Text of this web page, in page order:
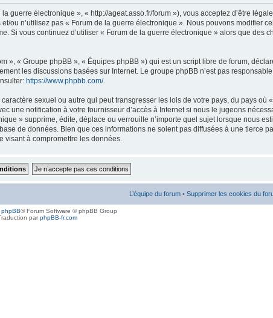
électronique », « http://ageat.asso.fr/forum »), vous acceptez d’être
ou n’utilisez pas « Forum de la guerre électronique ». Nous pouvons modifier
Si vous continuez d’utiliser « Forum de la guerre électronique » alors que des
», « Groupe phpBB », « Équipes phpBB ») qui est un script libre de forum,
les discussions basées sur Internet. Le groupe phpBB n’est pas
https://www.phpbb.com/.
sexuel ou autre qui peut transgresser les lois de votre pays, du pays où
notification à votre fournisseur d’accès à Internet si nous le jugeons
» supprime, édite, déplace ou verrouille n’importe quel sujet lorsque nous
de données. Bien que ces informations ne soient pas diffusées à une tierce
à compromettre les données.
L’équipe du forum • Supprimer les cookies du
phpBB® Forum Software © phpBB Group
parphpBB-fr.com